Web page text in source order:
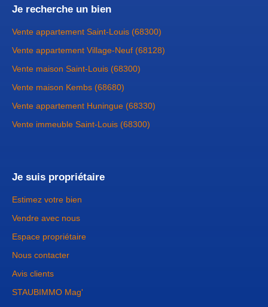
Je recherche un bien
Vente appartement Saint-Louis (68300)
Vente appartement Village-Neuf (68128)
Vente maison Saint-Louis (68300)
Vente maison Kembs (68680)
Vente appartement Huningue (68330)
Vente immeuble Saint-Louis (68300)
Je suis propriétaire
Estimez votre bien
Vendre avec nous
Espace propriétaire
Nous contacter
Avis clients
STAUBIMMO Mag'